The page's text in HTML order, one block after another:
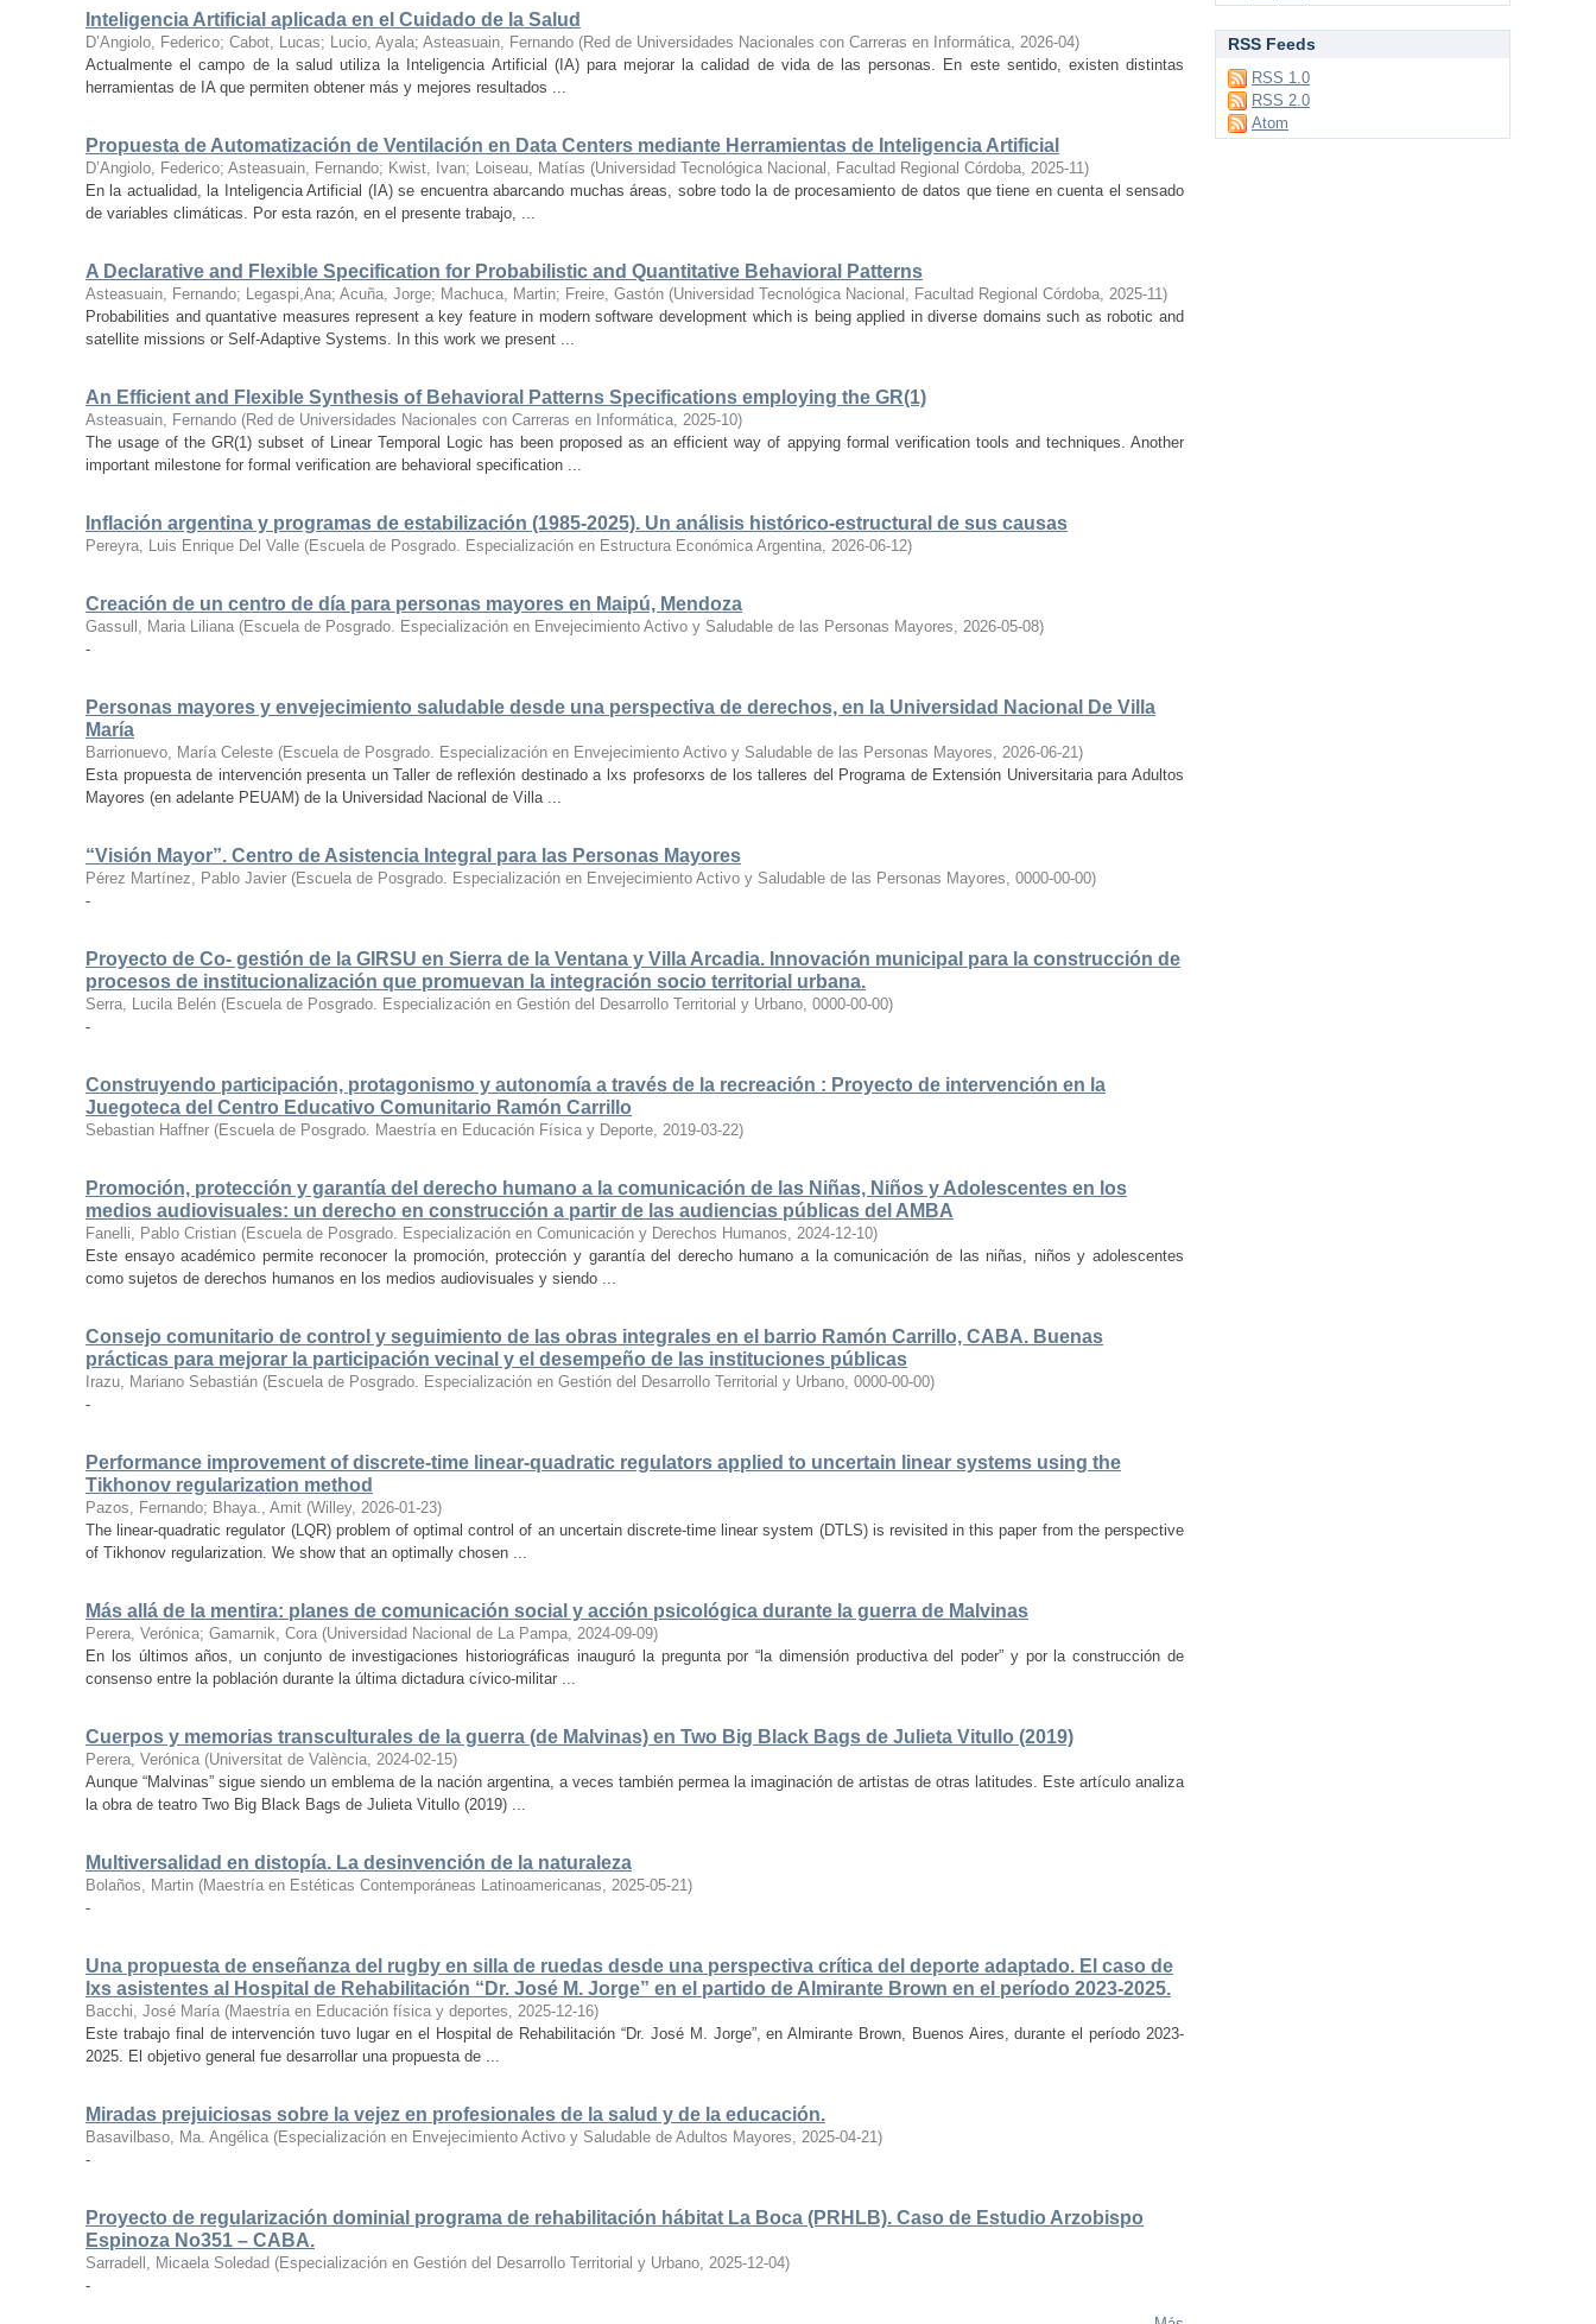
Inteligencia Artificial aplicada en el Cuidado de la Salud
D’Angiolo, Federico; Cabot, Lucas; Lucio, Ayala; Asteasuain, Fernando (Red de Universidades Nacionales con Carreras en Informática, 2026-04)
Actualmente el campo de la salud utiliza la Inteligencia Artificial (IA) para mejorar la calidad de vida de las personas. En este sentido, existen distintas
herramientas de IA que permiten obtener más y mejores resultados ...
Propuesta de Automatización de Ventilación en Data Centers mediante Herramientas de Inteligencia Artificial
D’Angiolo, Federico; Asteasuain, Fernando; Kwist, Ivan; Loiseau, Matías (Universidad Tecnológica Nacional, Facultad Regional Córdoba, 2025-11)
En la actualidad, la Inteligencia Artificial (IA) se encuentra abarcando muchas áreas, sobre todo la de procesamiento de datos que tiene en cuenta el sensado
de variables climáticas. Por esta razón, en el presente trabajo, ...
A Declarative and Flexible Specification for Probabilistic and Quantitative Behavioral Patterns
Asteasuain, Fernando; Legaspi,Ana; Acuña, Jorge; Machuca, Martin; Freire, Gastón (Universidad Tecnológica Nacional, Facultad Regional Córdoba, 2025-11)
Probabilities and quantative measures represent a key feature in modern software development which is being applied in diverse domains such as robotic and
satellite missions or Self-Adaptive Systems. In this work we present ...
An Efficient and Flexible Synthesis of Behavioral Patterns Specifications employing the GR(1)
Asteasuain, Fernando (Red de Universidades Nacionales con Carreras en Informática, 2025-10)
The usage of the GR(1) subset of Linear Temporal Logic has been proposed as an efficient way of appying formal verification tools and techniques. Another
important milestone for formal verification are behavioral specification ...
Inflación argentina y programas de estabilización (1985-2025). Un análisis histórico-estructural de sus causas
Pereyra, Luis Enrique Del Valle (Escuela de Posgrado. Especialización en Estructura Económica Argentina, 2026-06-12)
Creación de un centro de día para personas mayores en Maipú, Mendoza
Gassull, Maria Liliana (Escuela de Posgrado. Especialización en Envejecimiento Activo y Saludable de las Personas Mayores, 2026-05-08)
-
Personas mayores y envejecimiento saludable desde una perspectiva de derechos, en la Universidad Nacional De Villa
María
Barrionuevo, María Celeste (Escuela de Posgrado. Especialización en Envejecimiento Activo y Saludable de las Personas Mayores, 2026-06-21)
Esta propuesta de intervención presenta un Taller de reflexión destinado a lxs profesorxs de los talleres del Programa de Extensión Universitaria para Adultos
Mayores (en adelante PEUAM) de la Universidad Nacional de Villa ...
“Visión Mayor”. Centro de Asistencia Integral para las Personas Mayores
Pérez Martínez, Pablo Javier (Escuela de Posgrado. Especialización en Envejecimiento Activo y Saludable de las Personas Mayores, 0000-00-00)
-
Proyecto de Co- gestión de la GIRSU en Sierra de la Ventana y Villa Arcadia. Innovación municipal para la construcción de
procesos de institucionalización que promuevan la integración socio territorial urbana.
Serra, Lucila Belén (Escuela de Posgrado. Especialización en Gestión del Desarrollo Territorial y Urbano, 0000-00-00)
-
Construyendo participación, protagonismo y autonomía a través de la recreación : Proyecto de intervención en la
Juegoteca del Centro Educativo Comunitario Ramón Carrillo
Sebastian Haffner (Escuela de Posgrado. Maestría en Educación Física y Deporte, 2019-03-22)
Promoción, protección y garantía del derecho humano a la comunicación de las Niñas, Niños y Adolescentes en los
medios audiovisuales: un derecho en construcción a partir de las audiencias públicas del AMBA
Fanelli, Pablo Cristian (Escuela de Posgrado. Especialización en Comunicación y Derechos Humanos, 2024-12-10)
Este ensayo académico permite reconocer la promoción, protección y garantía del derecho humano a la comunicación de las niñas, niños y adolescentes
como sujetos de derechos humanos en los medios audiovisuales y siendo ...
Consejo comunitario de control y seguimiento de las obras integrales en el barrio Ramón Carrillo, CABA. Buenas
prácticas para mejorar la participación vecinal y el desempeño de las instituciones públicas
Irazu, Mariano Sebastián (Escuela de Posgrado. Especialización en Gestión del Desarrollo Territorial y Urbano, 0000-00-00)
-
Performance improvement of discrete-time linear-quadratic regulators applied to uncertain linear systems using the
Tikhonov regularization method
Pazos, Fernando; Bhaya., Amit (Willey, 2026-01-23)
The linear-quadratic regulator (LQR) problem of optimal control of an uncertain discrete-time linear system (DTLS) is revisited in this paper from the perspective
of Tikhonov regularization. We show that an optimally chosen ...
Más allá de la mentira: planes de comunicación social y acción psicológica durante la guerra de Malvinas
Perera, Verónica; Gamarnik, Cora (Universidad Nacional de La Pampa, 2024-09-09)
En los últimos años, un conjunto de investigaciones historiográficas inauguró la pregunta por “la dimensión productiva del poder” y por la construcción de
consenso entre la población durante la última dictadura cívico-militar ...
Cuerpos y memorias transculturales de la guerra (de Malvinas) en Two Big Black Bags de Julieta Vitullo (2019)
Perera, Verónica (Universitat de València, 2024-02-15)
Aunque “Malvinas” sigue siendo un emblema de la nación argentina, a veces también permea la imaginación de artistas de otras latitudes. Este artículo analiza
la obra de teatro Two Big Black Bags de Julieta Vitullo (2019) ...
Multiversalidad en distopía. La desinvención de la naturaleza
Bolaños, Martin (Maestría en Estéticas Contemporáneas Latinoamericanas, 2025-05-21)
-
Una propuesta de enseñanza del rugby en silla de ruedas desde una perspectiva crítica del deporte adaptado. El caso de
lxs asistentes al Hospital de Rehabilitación “Dr. José M. Jorge” en el partido de Almirante Brown en el período 2023-2025.
Bacchi, José María (Maestría en Educación física y deportes, 2025-12-16)
Este trabajo final de intervención tuvo lugar en el Hospital de Rehabilitación “Dr. José M. Jorge”, en Almirante Brown, Buenos Aires, durante el período 2023-
2025. El objetivo general fue desarrollar una propuesta de ...
Miradas prejuiciosas sobre la vejez en profesionales de la salud y de la educación.
Basavilbaso, Ma. Angélica (Especialización en Envejecimiento Activo y Saludable de Adultos Mayores, 2025-04-21)
-
Proyecto de regularización dominial programa de rehabilitación hábitat La Boca (PRHLB). Caso de Estudio Arzobispo
Espinoza No351 – CABA.
Sarradell, Micaela Soledad (Especialización en Gestión del Desarrollo Territorial y Urbano, 2025-12-04)
-
RSS Feeds
RSS 1.0
RSS 2.0
Atom